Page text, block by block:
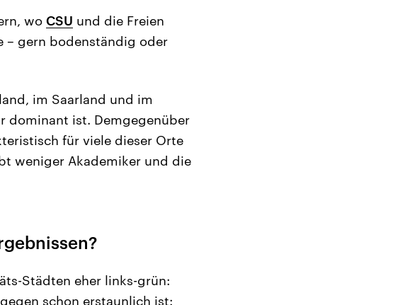
wo CSU und die Freien
– gern bodenständig oder
im Saarland und im
dominant ist. Demgegenüber
für viele dieser Orte
weniger Akademiker und die
Städten eher links-grün:
schon erstaunlich ist: